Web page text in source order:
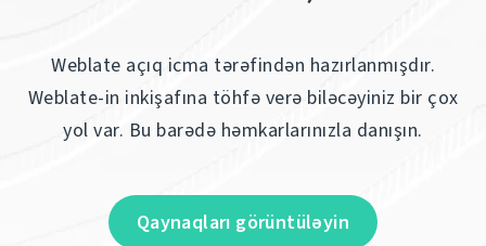
Weblate açıq icma tərəfindən hazırlanmışdır.
Weblate-in inkişafına töhfə verə biləcəyiniz bir çox
yol var. Bu barədə həmkarlarınızla danışın.
Qaynaqları görüntüləyin